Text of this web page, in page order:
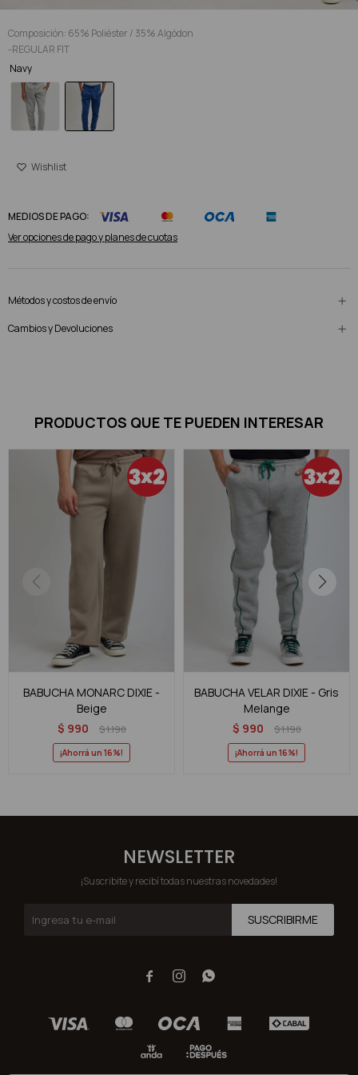
Composición: 65% Poliéster / 35% Algódon
-REGULAR FIT
Navy
MEDIOS DE PAGO:
Ver opciones de pago y planes de cuotas
Métodos y costos de envío
Cambios y Devoluciones
PRODUCTOS QUE TE PUEDEN INTERESAR
BABUCHA MONARC DIXIE -
Beige
$ 990 $1.190
16
BABUCHA VELAR DIXIE - Gris
Melange
$ 990 $1.190
16
NEWSLETTER
¡Suscribite y recibí todas nuestras novedades!
SUSCRIBIRME
  